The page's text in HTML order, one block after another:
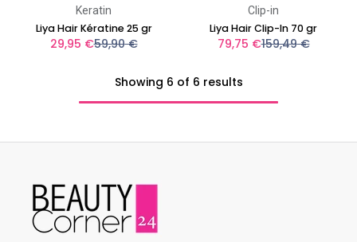
Keratin
Liya Hair Kératine 25 gr
29,95 €59,90€
Clip-in
Liya Hair Clip-In 70 gr
79,75 €159,49€
Showing 6 of 6 results